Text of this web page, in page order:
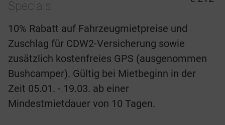
Specials
10% Rabatt auf Fahrzeugmietpreise und
Zuschlag für CDW2-Versicherung sowie
zusätzlich kostenfreies GPS (ausgenommen
Bushcamper). Gültig bei Mietbeginn in der
Zeit 05.01. - 19.03. ab einer
Mindestmietdauer von 10 Tagen.